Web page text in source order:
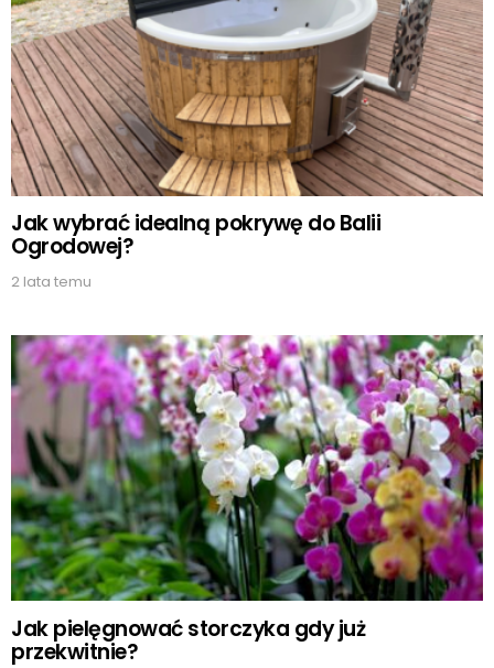
Jak wybrać idealną pokrywę do Balii
Ogrodowej?
2 lata temu
Jak pielęgnować storczyka gdy już
przekwitnie?